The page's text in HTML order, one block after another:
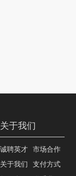
关于我们
诚聘英才
关于我们
市场合作
支付方式